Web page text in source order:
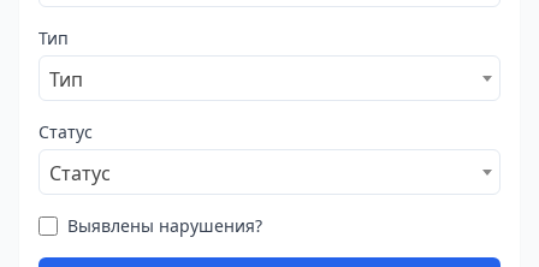
Тип
Тип
Статус
Статус
Выявлены нарушения?